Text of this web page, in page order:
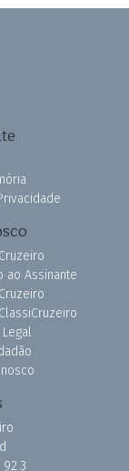
ao Assinante
92.3